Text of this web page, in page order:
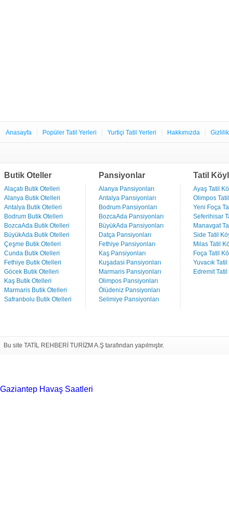
Anasayfa Popüler Tatil Yerleri Yurtiçi Tatil Yerleri Hakkımızda
Butik Oteller
Alaçatı Butik Otelleri
Alanya Butik Otelleri
Antalya Butik Otelleri
Bodrum Butik Otelleri
BozcaAda Butik Otelleri
BüyükAda Butik Otelleri
Çeşme Butik Otelleri
Cunda Butik Otelleri
Fethiye Butik Otelleri
Göcek Butik Otelleri
Kaş Butik Otelleri
Marmaris Butik Otelleri
Safranbolu Butik Otelleri
Pansiyonlar
Alanya Pansiyonları
Antalya Pansiyonları
Bodrum Pansiyonları
BozcaAda Pansiyonları
BüyükAda Pansiyonları
Datça Pansiyonları
Fethiye Pansiyonları
Kaş Pansiyonları
Kuşadasi Pansiyonları
Marmaris Pansiyonları
Olimpos Pansiyonları
Ölüdeniz Pansiyonları
Selimiye Pansiyonları
Tatil
Ayaş Tatil
Olimpos
Yeni Foça
Seferihisar
Manavgat
Side Tatil
Milas Tatil
Foça Tatil
Yuvacık
Edremit
Bu site TATİL REHBERİ TURİZM A.Ş tarafından yapılmıştır.
Gaziantep Havaş Saatleri